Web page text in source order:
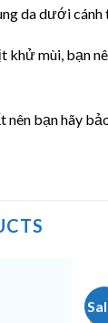
da dưới
mùi, bạn
nên bạn hãy